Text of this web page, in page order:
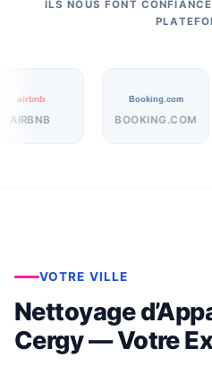
ILS NOUS FONT
airbnb
AIRBNB
Booking.com
BOOKING.COM
VOTRE VILLE
Nettoyage
Cergy — Votre